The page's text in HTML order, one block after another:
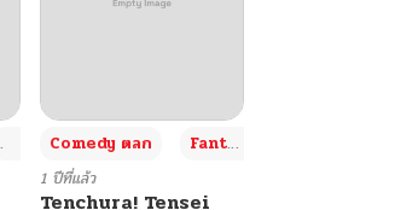
Adult ผู้ใหญ่ +4
Comedy ตลก Fantasy แฟนตาซี
1 ปีที่แล้ว
Tenchura! Tensei